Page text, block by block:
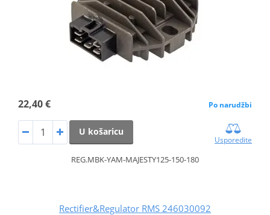
22,40 € Po narudžbi
U košaricu
Usporedite
REG.MBK-YAM-MAJESTY125-150-180
Rectifier&Regulator RMS 246030092